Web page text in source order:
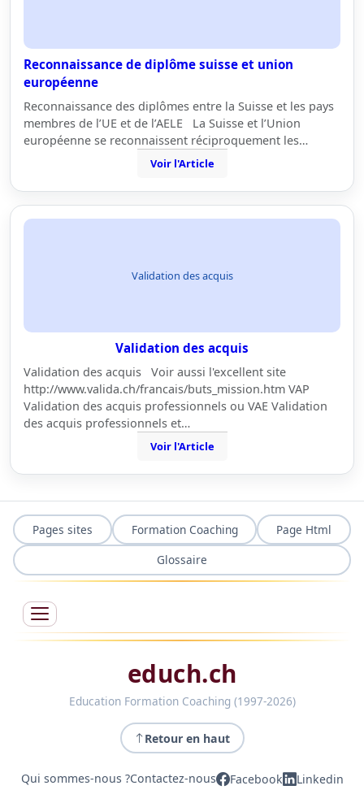
Reconnaissance de diplôme suisse et union
européenne
Reconnaissance des diplômes entre la Suisse et les pays
membres de l’UE et de l’AELE La Suisse et l’Union
européenne se reconnaissent réciproquement les…
Voir l'Article
Validation des acquis
Validation des acquis
Validation des acquis Voir aussi l'excellent site
http://www.valida.ch/francais/buts_mission.htm VAP
Validation des acquis professionnels ou VAE Validation
des acquis professionnels et…
Voir l'Article
Pages sites Formation Coaching
Page Html
Glossaire
educh.ch
Education Formation Coaching (1997-2026)
Retour en haut
Qui sommes-nous ?Contactez-nous Facebook Linkedin